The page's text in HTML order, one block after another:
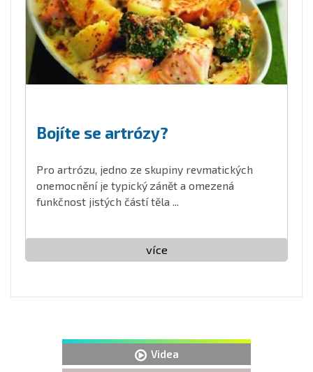
Bojíte se artrózy?
Pro artrózu, jedno ze skupiny revmatických
onemocnění je typický zánět a omezená
funkčnost jistých částí těla ...
více
Videa